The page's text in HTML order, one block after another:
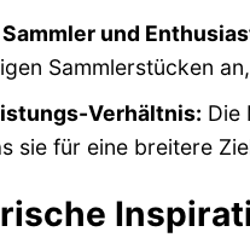
und
Sammlerstücken
Verhältnis: Die
sie für eine breitere